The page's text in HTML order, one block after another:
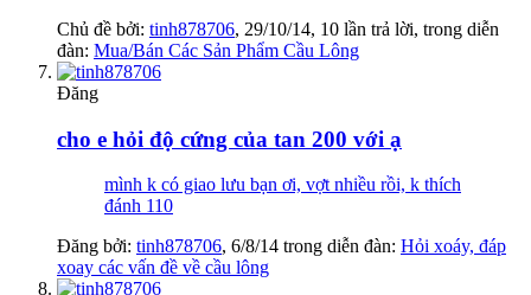
Chủ đề bởi: tinh878706, 29/10/14, 10 lần trả lời, trong diễn
đàn: Mua/Bán Các Sản Phẩm Cầu Lông
Đăng
cho e hỏi độ cứng của tan 200 với ạ
mình k có giao lưu bạn ơi, vợt nhiều rồi, k thích
đánh 110
Đăng bởi: tinh878706, 6/8/14 trong diễn đàn: Hỏi xoáy, đáp
xoay các vấn đề về cầu lông